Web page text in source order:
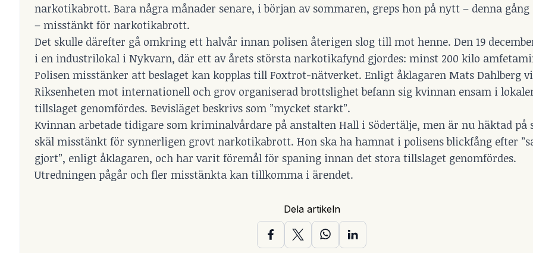
narkotikabrott. Bara några månader senare, i början av sommaren, greps hon på nytt – denna gång
– misstänkt för narkotikabrott.
Det skulle därefter gå omkring ett halvår innan polisen återigen slog till mot henne. Den 19
i en industrilokal i Nykvarn, där ett av årets största narkotikafynd gjordes: minst 200 kilo
Polisen misstänker att beslaget kan kopplas till Foxtrot-nätverket. Enligt åklagaren Mats Dahlberg
Riksenheten mot internationell och grov organiserad brottslighet befann sig kvinnan ensam i
tillslaget genomfördes. Bevisläget beskrivs som ”mycket starkt”.
Kvinnan arbetade tidigare som kriminalvårdare på anstalten Hall i Södertälje, men är nu häktad på
skäl misstänkt för synnerligen grovt narkotikabrott. Hon ska ha hamnat i polisens blickfång efter
gjort”, enligt åklagaren, och har varit föremål för spaning innan det stora tillslaget genomfördes.
Utredningen pågår och fler misstänkta kan tillkomma i ärendet.
Dela artikeln